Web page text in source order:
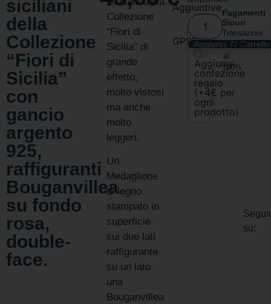
siciliani
della
Collezione
“Fiori di
Sicilia”
con
gancio
argento
925,
raffiguranti
Bouganvillea
su fondo
rosa,
double-
face.
Collezione
“Fiori di
Sicilia” di
grande
effetto,
molto vistosi
ma anche
molto
leggeri.
Un
Medaglione
di legno
stampato in
superficie
sui due lati
raffigurante
su un lato
una
Bouganvillea
Aggiuntive
GPSRAggiungi Al Carrello
Aggiungi
confezione
regalo
(+4€ per
ogni
prodotto)
Pagamenti
Sicuri
Transazioni
protette
al
100%
su: